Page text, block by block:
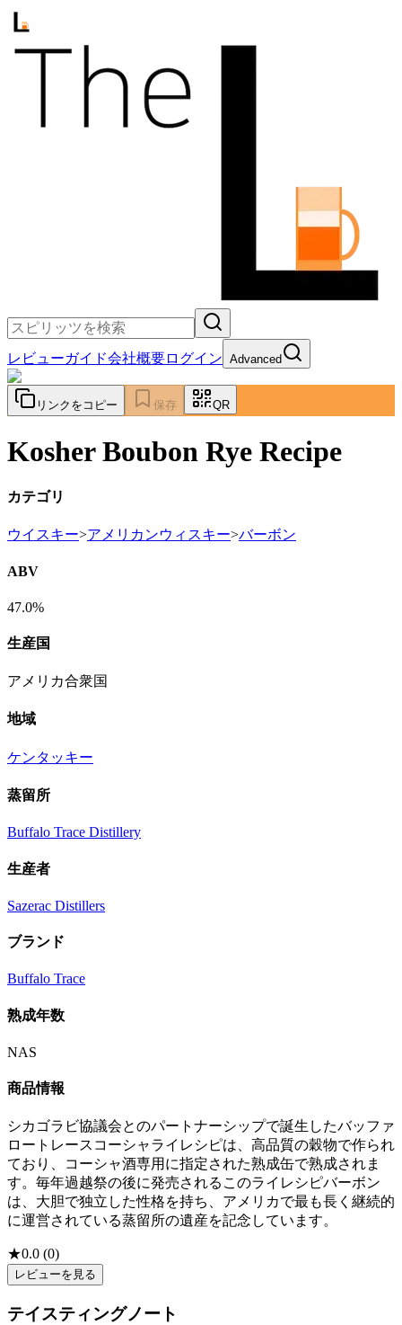
レビューガイド会社概要ログイン Advanced
リンクをコピー 保存 QR
Kosher Boubon Rye Recipe
カテゴリ
ウイスキー>アメリカンウィスキー>バーボン
ABV
47.0%
生産国
アメリカ合衆国
地域
ケンタッキー
蒸留所
Buffalo Trace Distillery
生産者
Sazerac Distillers
ブランド
Buffalo Trace
熟成年数
NAS
商品情報
シカゴラビ協議会とのパートナーシップで誕生したバッファ
ロートレースコーシャライレシピは、高品質の穀物で作られ
ており、コーシャ酒専用に指定された熟成缶で熟成されま
す。毎年過越祭の後に発売されるこのライレシピバーボン
は、大胆で独立した性格を持ち、アメリカで最も長く継続的
に運営されている蒸留所の遺産を記念しています。
★0.0 (0)
レビューを見る
テイスティングノート